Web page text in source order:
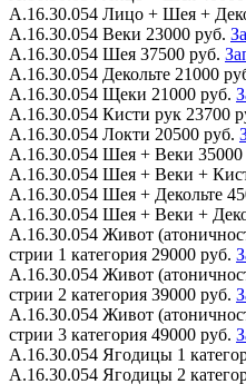
А.16.30.054 Лицо + Шея +
А.16.30.054 Веки 23000 руб.
А.16.30.054 Шея 37500 руб.
А.16.30.054 Декольте 21000
А.16.30.054 Щеки 21000 руб.
А.16.30.054 Кисти рук 23700
А.16.30.054 Локти 20500 руб.
А.16.30.054 Шея + Веки 35000
А.16.30.054 Шея + Веки +
А.16.30.054 Шея + Декольте
А.16.30.054 Шея + Веки +
А.16.30.054 Живот
стрии 1 категория 29000 руб.
А.16.30.054 Живот
стрии 2 категория 39000 руб.
А.16.30.054 Живот
стрии 3 категория 49000 руб.
А.16.30.054 Ягодицы 1
А.16.30.054 Ягодицы 2